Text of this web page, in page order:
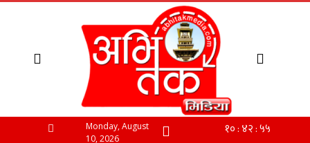
Monday, August
10, 2026